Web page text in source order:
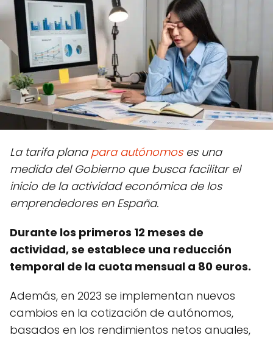
La tarifa plana para autónomoses una
medida del Gobierno que busca facilitar el
inicio de la actividad económica de los
emprendedores en España.
Durante los primeros 12 meses de
actividad, se establece una reducción
temporal de la cuota mensual a 80 euros.
Además, en 2023 se implementan nuevos
cambios en la cotización de autónomos,
basados en los rendimientos netos anuales,